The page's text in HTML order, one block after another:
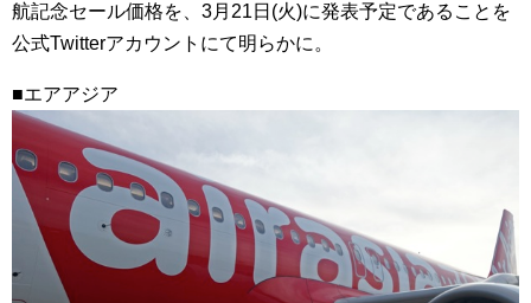
航記念セール価格を、3月21日(火)に発表予定であることを
公式Twitterアカウントにて明らかに。
■エアアジア